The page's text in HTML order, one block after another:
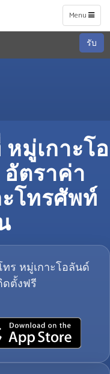
Toggle
navigation
Menu
รับ
มู่เกาะโอ
ตราค่า
โทรศัพท์
ร หมู่เกาะโอลันด์
ตั้งฟรี